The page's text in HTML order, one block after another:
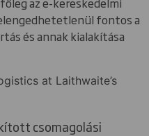
fontos a
és annak kialakítása
at Laithwaite’s
csomagolási